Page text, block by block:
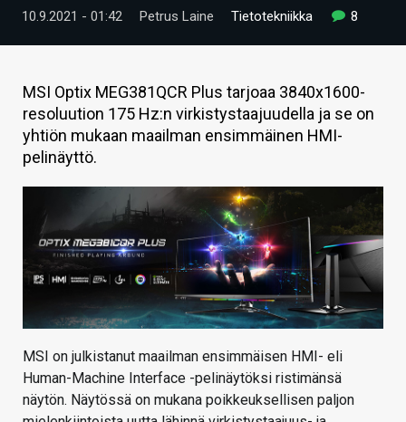
VIDEOT
TECHBBS
TIETOA
HINTA.FI
KAUPPA
HAKU
10.9.2021 - 01:42 Petrus Laine Tietotekniikka 8
MSI Optix MEG381QCR Plus tarjoaa 3840x1600-
resoluution 175 Hz:n virkistystaajuudella ja se on
yhtiön mukaan maailman ensimmäinen HMI-
pelinäyttö.
MSI on julkistanut maailman ensimmäisen HMI- eli
Human-Machine Interface -pelinäytöksi ristimänsä
näytön. Näytössä on mukana poikkeuksellisen paljon